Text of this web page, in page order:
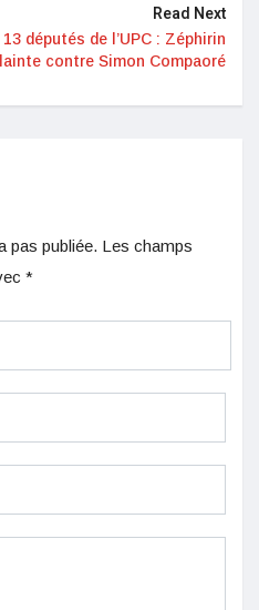
Read Next
députés de l’UPC : Zéphirin
contre Simon Compaoré
pas publiée. Les champs
*